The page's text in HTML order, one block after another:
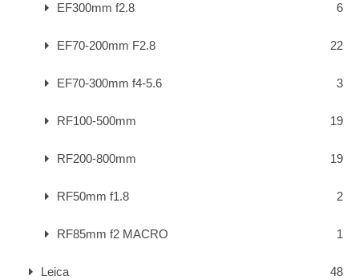
EF300mm f2.8 6
EF70-200mm F2.8 22
EF70-300mm f4-5.6 3
RF100-500mm 19
RF200-800mm 19
RF50mm f1.8 2
RF85mm f2 MACRO 1
Leica 48